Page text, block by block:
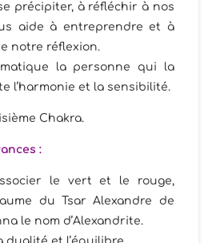
précipiter, à réfléchir à nos
aide à entreprendre et à
notre réflexion.
la personne qui la
l’harmonie et la sensibilité.
Chakra.
:
le vert et le rouge,
du Tsar Alexandre de
le nom d’Alexandrite.